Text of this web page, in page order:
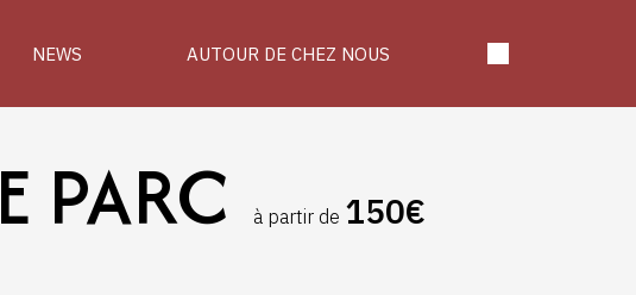
NEWS AUTOUR DE CHEZ NOUS
PARC à partir de 150€